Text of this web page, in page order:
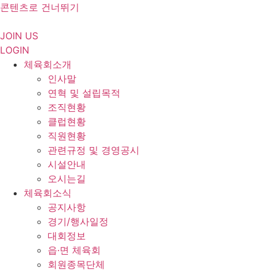
콘텐츠로 건너뛰기
JOIN US
LOGIN
체육회소개
인사말
연혁 및 설립목적
조직현황
클럽현황
직원현황
관련규정 및 경영공시
시설안내
오시는길
체육회소식
공지사항
경기/행사일정
대회정보
읍·면 체육회
회원종목단체